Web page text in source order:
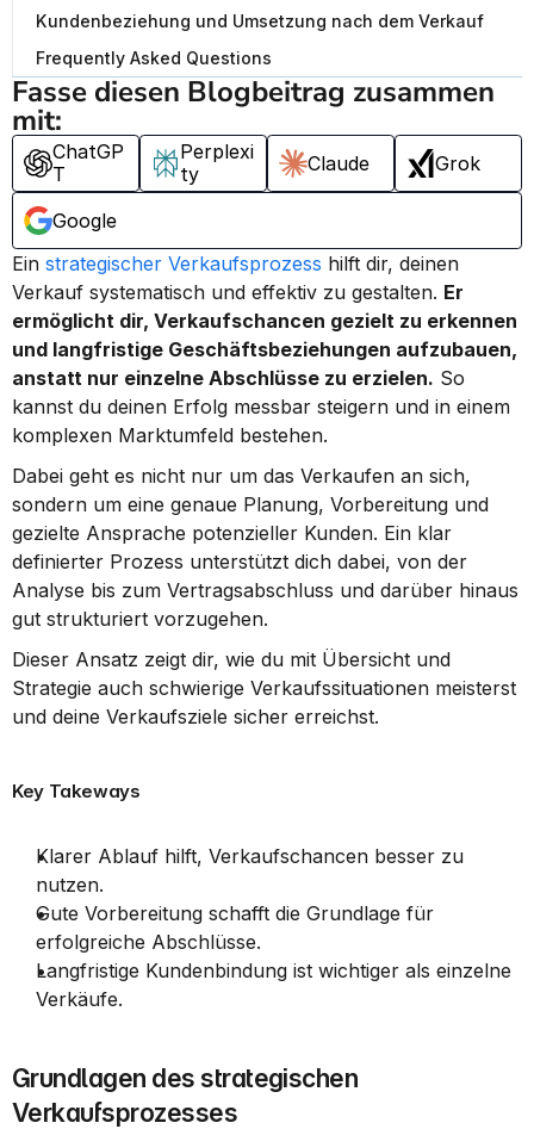
Kundenbeziehung und Umsetzung nach dem Verkauf
Frequently Asked Questions
Fasse diesen Blogbeitrag zusammen
mit:
ChatGP
T
Perplexi
ty
Claude Grok
Google
Ein strategischer Verkaufsprozess hilft dir, deinen
Verkauf systematisch und effektiv zu gestalten. Er
ermöglicht dir, Verkaufschancen gezielt zu erkennen
und langfristige Geschäftsbeziehungen aufzubauen,
anstatt nur einzelne Abschlüsse zu erzielen. So
kannst du deinen Erfolg messbar steigern und in einem
komplexen Marktumfeld bestehen.
Dabei geht es nicht nur um das Verkaufen an sich,
sondern um eine genaue Planung, Vorbereitung und
gezielte Ansprache potenzieller Kunden. Ein klar
definierter Prozess unterstützt dich dabei, von der
Analyse bis zum Vertragsabschluss und darüber hinaus
gut strukturiert vorzugehen.
Dieser Ansatz zeigt dir, wie du mit Übersicht und
Strategie auch schwierige Verkaufssituationen meisterst
und deine Verkaufsziele sicher erreichst.
Key Takeways
Klarer Ablauf hilft, Verkaufschancen besser zu
nutzen.
Gute Vorbereitung schafft die Grundlage für
erfolgreiche Abschlüsse.
Langfristige Kundenbindung ist wichtiger als einzelne
Verkäufe.
Grundlagen des strategischen
Verkaufsprozesses